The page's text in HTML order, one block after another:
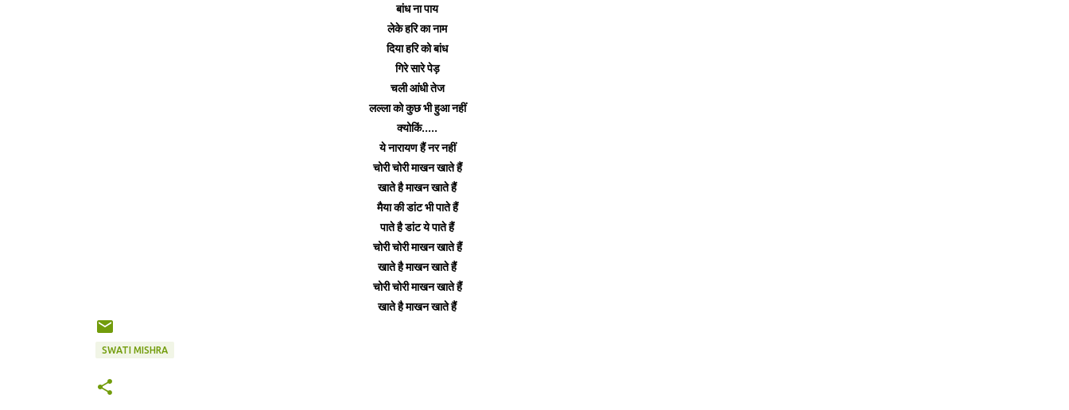
बांध ना पाय
लेके हरि का नाम
दिया हरि को बांध
गिरे सारे पेड़
चली आंधी तेज
लल्ला को कुछ भी हुआ नहीं
क्योकिं.....
ये नारायण हैं नर नहीं
चोरी चोरी माखन खाते हैं
खाते है माखन खाते हैं
मैया की डांट भी पाते हैं
पाते है डांट ये पाते हैं
चोरी चोरी माखन खाते हैं
खाते है माखन खाते हैं
चोरी चोरी माखन खाते हैं
खाते है माखन खाते हैं
SWATI MISHRA